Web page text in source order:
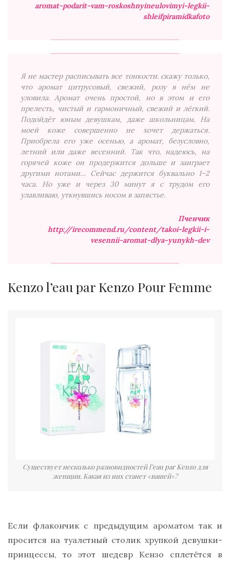
aromat-podarit-vam-roskoshnyineulovimyi-legkii-
shleifpiramidkafoto
Я не мастер расписывать все тонкости. скажу только,
что аромат цитрусовый, свежий, розу в нём не
уловила. Аромат очень простой, но в этом и его
прелесть, чистый и гармоничный, свежий и лёгкий.
Подойдёт юным девушкам, даже школьницам. На
моей коже совершенно не хочет держаться.
Приобрела его уже осенью, а аромат, безусловно,
летний или даже весенний. Так что, надеюсь, на
горячей коже он продержится дольше и заиграет
другими нотами… Сейчас держится буквально 1–2
часа. Но уже и через 30 минут я с трудом его
улавливаю, уткнувшись носом в запястье.
Пченчик
http://irecommend.ru/content/takoi-legkii-i-
vesennii-aromat-dlya-yunykh-dev
Kenzo l’eau par Kenzo Pour Femme
Существует несколько разновидностей l’eau par Kenzo для
женщин. Какая из них станет «вашей»?
Если флакончик с предыдущим ароматом так и
просится на туалетный столик хрупкой девушки-
принцессы, то этот шедевр Кензо сплетётся в